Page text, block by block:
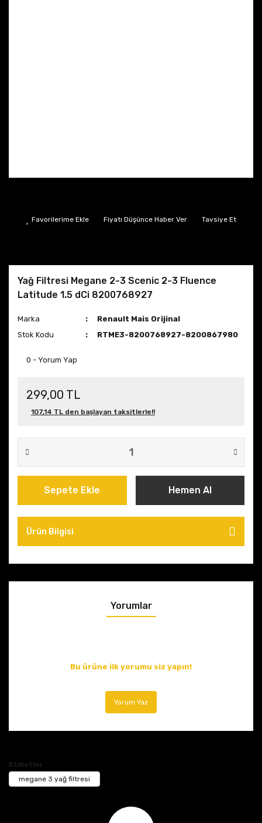
Fiyatı Düşünce Haber Ver Tavsiye Et
Yağ Filtresi Megane 2-3 Scenic 2-3 Fluence
Latitude 1.5 dCi 8200768927
Marka
Renault Mais Orijinal
Stok Kodu
RTME3-8200768927-8200867980
0 - Yorum Yap
299,00 TL
107,14 TL den başlayan taksitlerle!!
Sepete Ekle Hemen Al
Ürün Bilgisi
Yorumlar
Bu ürüne ilk yorumu siz yapın!
Yorum Yaz
Etiketler :
megane 3 yağ filtresi